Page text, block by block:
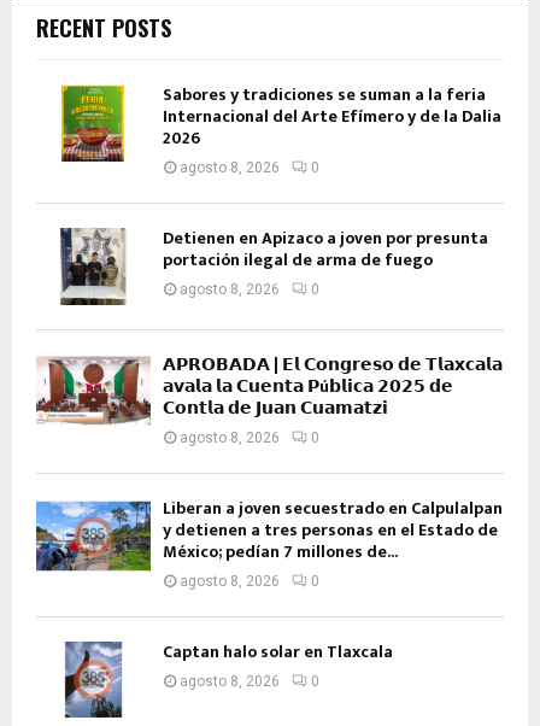
RECENT POSTS
Sabores y tradiciones se suman a la feria
Internacional del Arte Efímero y de la Dalia
2026
agosto 8, 2026 0
Detienen en Apizaco a joven por presunta
portación ilegal de arma de fuego
agosto 8, 2026 0
𝗔𝗣𝗥𝗢𝗕𝗔𝗗𝗔 | 𝗘𝗹 𝗖𝗼𝗻𝗴𝗿𝗲𝘀𝗼 𝗱𝗲 𝗧𝗹𝗮𝘅𝗰𝗮𝗹𝗮
𝗮𝘃𝗮𝗹𝗮 𝗹𝗮 𝗖𝘂𝗲𝗻𝘁𝗮 𝗣ú𝗯𝗹𝗶𝗰𝗮 𝟮𝟬𝟮𝟱 𝗱𝗲
𝗖𝗼𝗻𝘁𝗹𝗮 𝗱𝗲 𝗝𝘂𝗮𝗻 𝗖𝘂𝗮𝗺𝗮𝘁𝘇𝗶
agosto 8, 2026 0
Liberan a joven secuestrado en Calpulalpan
y detienen a tres personas en el Estado de
México; pedían 7 millones de...
agosto 8, 2026 0
Captan halo solar en Tlaxcala
agosto 8, 2026 0